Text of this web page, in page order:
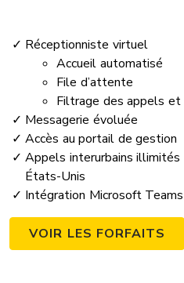
Réceptionniste virtuel
Accueil automatisé
File d’attente
Filtrage des appels et
Messagerie évoluée
Accès au portail de gestion
Appels interurbains illimités
États-Unis
Intégration Microsoft Teams
VOIR LES FORFAITS